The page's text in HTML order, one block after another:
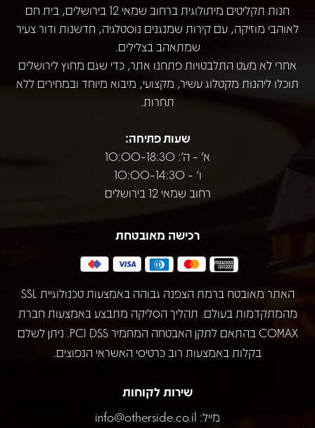
חנות תקליטים מיתולוגית ברחוב שמאי 12 בירושלים, בית חם
לאוהבי מוזיקה, עם קירות שמנגנים נוסטלגיה, חדשנות ודור צעיר
שמתאהב בצלילים.
אחרי לא מעט התלבטויות פתחנו אתר, כדי שגם מחוץ לירושלים
תוכלו ליהנות מקטלוג עשיר, מקצועי, מיבוא מיוחד ובמחירים ללא
תחרות.
שעות פתיחה:
א' - ה': 10:00-18:30
ו' - 10:00-14:30
רחוב שמאי 12 בירושלים
רכישה מאובטחת
האתר מאובטח ברמת הצפנה גבוהה באמצעות טכנולוגיית SSL
מהמתקדמות בעולם. תהליך הסליקה מתבצע באמצעות חברת
COMAX בהתאם לתקן האבטחה המחמיר PCI DSS. ניתן לשלם
בקלות באמצעות רוב כרטיסי האשראי הנפוצים.
שירות לקוחות
מייל: info@otherside.co.il